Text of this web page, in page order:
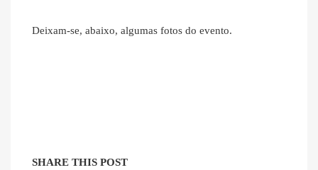
Deixam-se, abaixo, algumas fotos do evento.
SHARE THIS POST